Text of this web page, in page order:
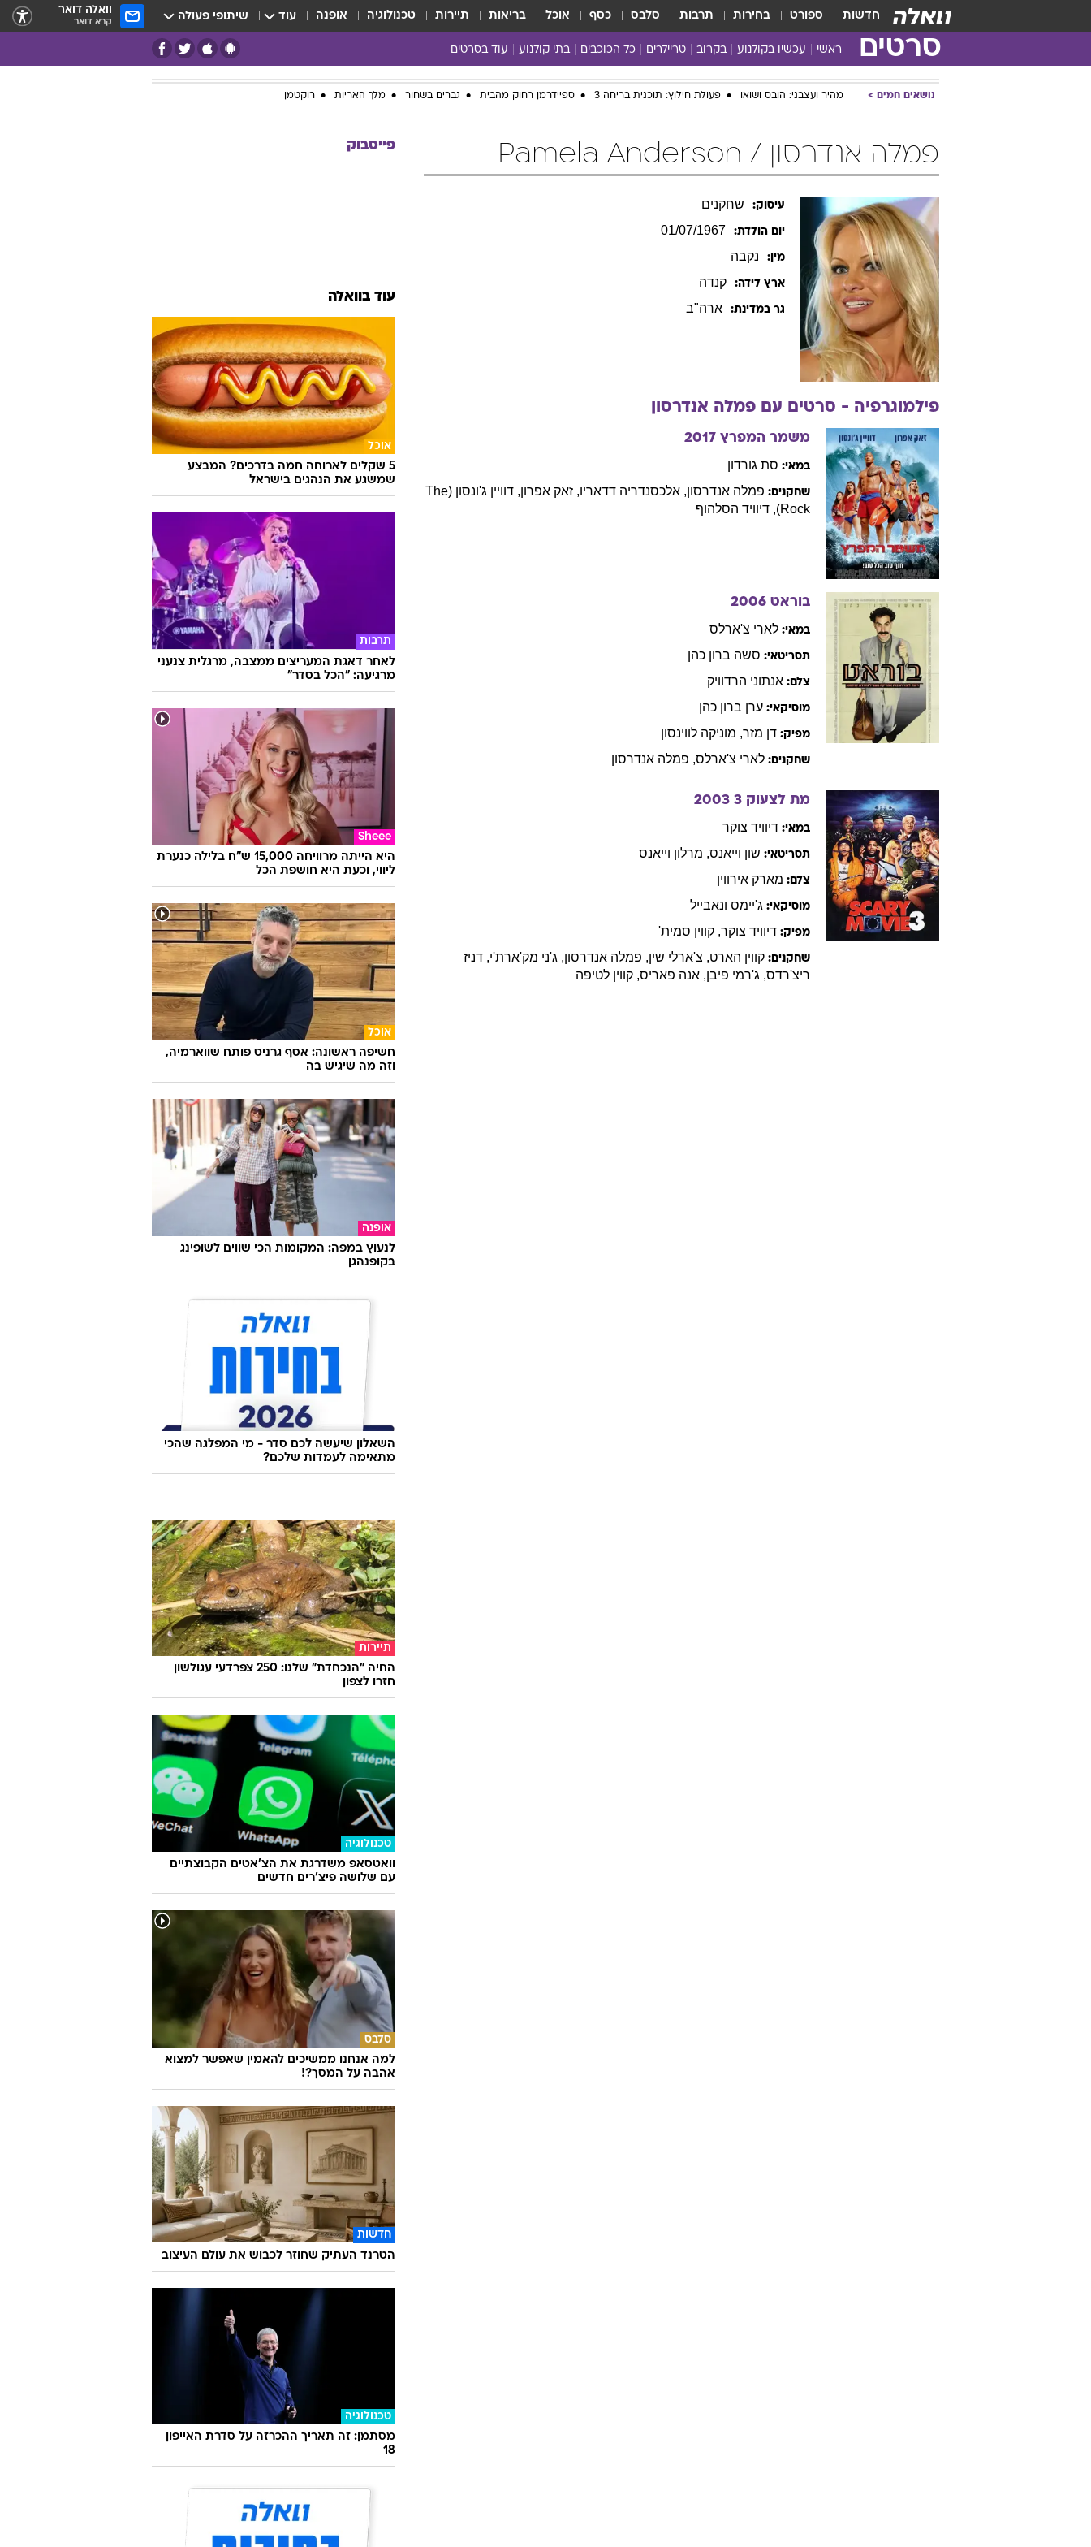
חדשות ספורט בחירות תרבות סלבס כסף אוכל בריאות תיירות טכנולוגיה אופנה עוד שיתופי פעולה וואלה דואר
קרא דואר
סרטים ראשי עכשיו בקולנוע בקרוב טריילרים כל הכוכבים בתי קולנוע עוד בסרטים
כל הסרטים
נושאים חמים מהיר ועצבני: הובס ושואו פעולת חילוץ: תוכנית בריחה 3 ספיידרמן רחוק מהבית גברים בשחור מלך האריות רוקטמן
פמלה אנדרסון / Pamela Anderson
עיסוק: שחקנים
יום הולדת: 01/07/1967
מין: נקבה
ארץ לידה: קנדה
גר במדינת: ארה"ב
פילמוגרפיה - סרטים עם פמלה אנדרסון
משמר המפרץ 2017
במאי: סת גורדון
שחקנים: פמלה אנדרסון, אלכסנדריה דדאריו, זאק אפרון, דוויין
ג'ונסון (The
Rock)
, דיוויד הסלהוף
בוראט 2006
במאי: לארי צ'ארלס
תסריטאי: סשה ברון כהן
צלם: אנתוני הרדוויק
מוסיקאי: ערן ברון כהן
מפיק: דן מזר, מוניקה לווינסון
שחקנים: לארי צ'ארלס, פמלה אנדרסון
מת לצעוק 3 2003
במאי: דיוויד צוקר
תסריטאי: שון וייאנס, מרלון וייאנס
צלם: מארק אירווין
מוסיקאי: ג'יימס ונאבייל
מפיק: דיוויד צוקר, קווין סמית'
שחקנים: קווין הארט, צ'ארלי שין, פמלה אנדרסון, ג'ני מק'ארת'י, דניז
ריצ'רדס, ג'רמי פיבן, אנה פאריס, קווין לטיפה
פייסבוק
עוד בוואלה
אוכל
5 שקלים לארוחה חמה בדרכים? המבצע
שמשגע את הנהגים בישראל
תרבות
לאחר דאגת המעריצים ממצבה, מרגלית צנעני
מרגיעה: "הכל בסדר"
Sheee
היא הייתה מרוויחה 15,000 ש"ח בלילה כנערת
ליווי, וכעת היא חושפת הכל
אוכל
חשיפה ראשונה: אסף גרניט פותח שווארמיה,
וזה מה שיגיש בה
אופנה
לנעוץ במפה: המקומות הכי שווים לשופינג
בקופנהגן
השאלון שיעשה לכם סדר - מי המפלגה שהכי
מתאימה לעמדות שלכם?
תיירות
החיה "הנכחדת" שלנו: 250 צפרדעי עגולשון
חזרו לצפון
טכנולוגיה
וואטסאפ משדרגת את הצ'אטים הקבוצתיים
עם שלושה פיצ'רים חדשים
סלבס
למה אנחנו ממשיכים להאמין שאפשר למצוא
אהבה על המסך?!
חדשות
הטרנד העתיק שחוזר לכבוש את עולם העיצוב
טכנולוגיה
מסתמן: זה תאריך ההכרזה על סדרת האייפון
18